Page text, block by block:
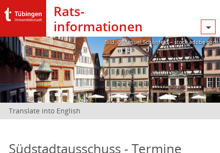
Rats­
informationen
Bild: @Manuel Schönfeld – stock.adobe.com
Translate into English
Südstadtausschuss - Termine